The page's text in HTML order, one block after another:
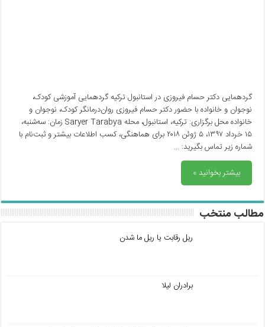
گردهمایی دکتر حسام فیروزی در استانبول ترکیه گردهمایی آموزشی کودک،
نوجوان و خانواده با حضور دکتر حسام فیروزی روان‌درمانگر کودک، نوجوان و
خانواده محل برگزاری: ترکیه، استانبول، محله Saryer Tarabya زمان: سه‌شنبه،
۱۵ خرداد ۱۳۹۷، ۵ ژوئن ۲۰۱۸ برای هماهنگی، کسب اطلاعات بیشتر و ثبت‌نام با
شماره زیر تماس بگیرید: …
بیشتر بخوانید »
مطالب منتخب
ریل رقابت یا ریل ما شدن
برادران لیلا